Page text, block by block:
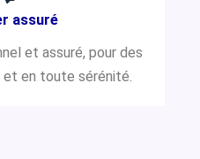
assuré
et assuré, pour des
en toute sérénité.